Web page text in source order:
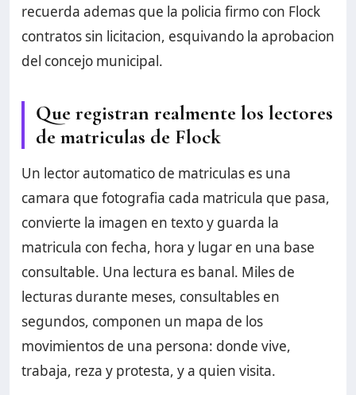
recuerda ademas que la policia firmo con Flock
contratos sin licitacion, esquivando la aprobacion
del concejo municipal.
Que registran realmente los lectores
de matriculas de Flock
Un lector automatico de matriculas es una
camara que fotografia cada matricula que pasa,
convierte la imagen en texto y guarda la
matricula con fecha, hora y lugar en una base
consultable. Una lectura es banal. Miles de
lecturas durante meses, consultables en
segundos, componen un mapa de los
movimientos de una persona: donde vive,
trabaja, reza y protesta, y a quien visita.